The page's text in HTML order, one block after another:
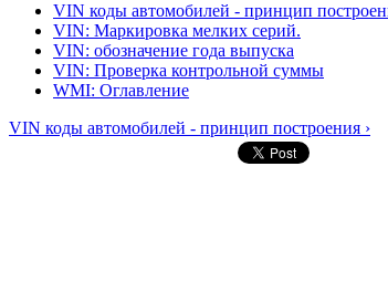
VIN коды автомобилей - принцип
VIN: Маркировка мелких серий.
VIN: обозначение года выпуска
VIN: Проверка контрольной суммы
WMI: Оглавление
VIN коды автомобилей - принцип построения ›